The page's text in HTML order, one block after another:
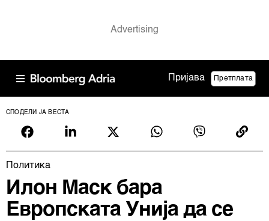
Пријава Претплата
СПОДЕЛИ ЈА ВЕСТА
Политика
Илон Маск бара
Европската Унија да се